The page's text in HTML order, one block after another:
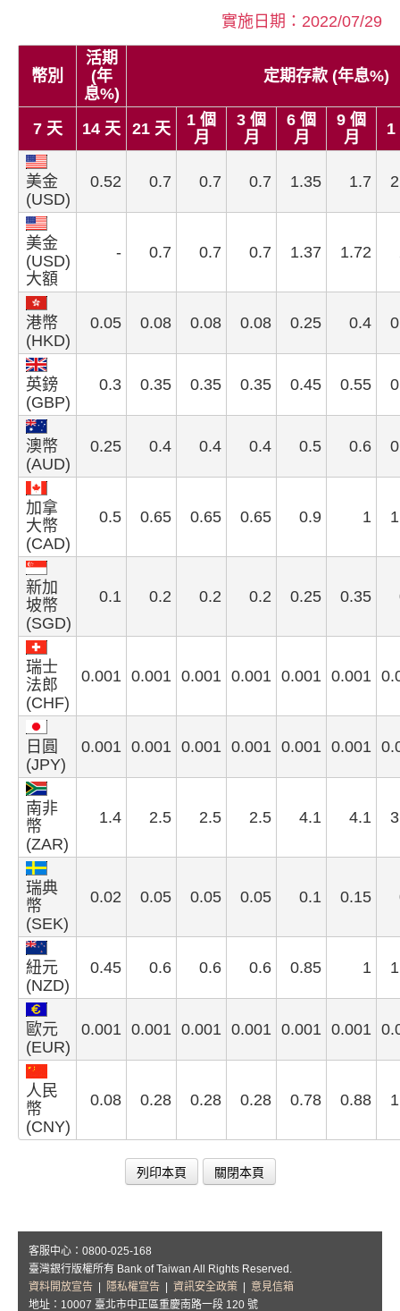
實施日期：2022/07/29
幣別
活期
(年
息%)
定期存款 (年息%)
7 天 14 天 21 天
1 個
月
3 個
月
6 個
月
9 個
月
1
美金
(USD)
0.52 0.7 0.7 0.7 1.35 1.7
美金
(USD)
大額
- 0.7 0.7 0.7 1.37 1.72
港幣
(HKD)
0.05 0.08 0.08 0.08 0.25 0.4
英鎊
(GBP)
0.3 0.35 0.35 0.35 0.45 0.55
澳幣
(AUD)
0.25 0.4 0.4 0.4 0.5 0.6
加拿
大幣
(CAD)
0.5 0.65 0.65 0.65 0.9 1
新加
坡幣
(SGD)
0.1 0.2 0.2 0.2 0.25 0.35
瑞士
法郎
(CHF)
0.001 0.001 0.001 0.001 0.001 0.001
日圓
(JPY)
0.001 0.001 0.001 0.001 0.001 0.001
南非
幣
(ZAR)
1.4 2.5 2.5 2.5 4.1 4.1
瑞典
幣
(SEK)
0.02 0.05 0.05 0.05 0.1 0.15
紐元
(NZD)
0.45 0.6 0.6 0.6 0.85 1
歐元
(EUR)
0.001 0.001 0.001 0.001 0.001 0.001
人民
幣
(CNY)
0.08 0.28 0.28 0.28 0.78 0.88
列印本頁 關閉本頁
客服中心：0800-025-168
臺灣銀行版權所有 Bank of Taiwan All Rights Reserved.
資料開放宣告
隱私權宣告 資訊安全政策
意見信箱
地址：10007 臺北市中正區重慶南路一段 120 號